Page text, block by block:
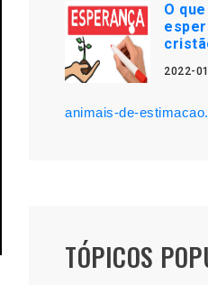
O
2022-
animais-de-
TÓPICOS